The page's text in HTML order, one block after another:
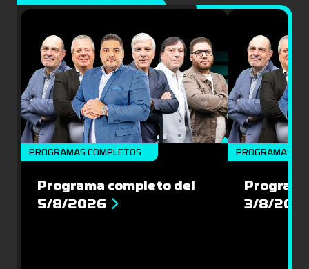
PROGRAMAS COMPLETOS
Programa completo del
5/8/2026
PROGRAMAS
3/8/